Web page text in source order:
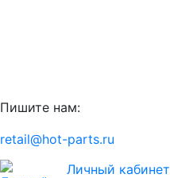
Пишите нам:
retail@hot-parts.ru
Личный кабинет